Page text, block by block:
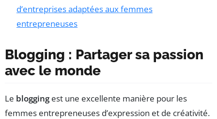
d’entreprises adaptées aux femmes
entrepreneuses
Blogging : Partager sa passion
avec le monde
Le bloggingest une excellente manière pour les
femmes entrepreneuses d’expression et de créativité.